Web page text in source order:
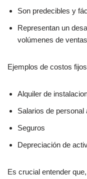
Son predecibles y
Representan un
volúmenes de ventas
Ejemplos de costos
Alquiler de
Salarios de personal
Seguros
Depreciación de
Es crucial entender